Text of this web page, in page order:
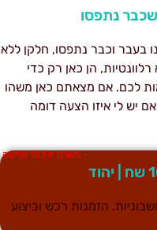
נתפסו
בעבר וכבר נתפסו, חלקן ללא
הן כאן רק כדי
לכם. אם מצאתם כאן משהו
יש לי איזו הצעה דומה
– משרה זו כבר אויישה
הזמנות רכש וביצוע